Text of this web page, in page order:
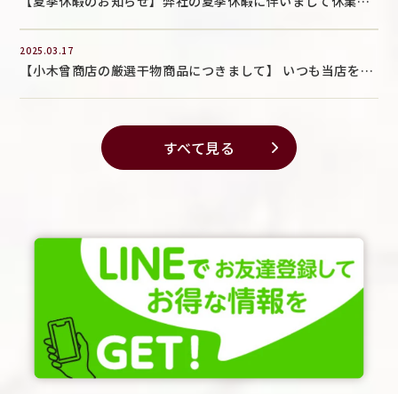
2025.03.17
【小木曾商店の厳選干物商品につきまして】 いつも当店をご利用いただき、誠にありがとうございます。2025年3月16日（日）放送のTB...
すべて見る